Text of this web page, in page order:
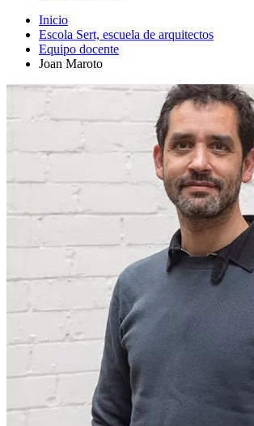
Inicio
Escola Sert, escuela de arquitectos
Equipo docente
Joan Maroto